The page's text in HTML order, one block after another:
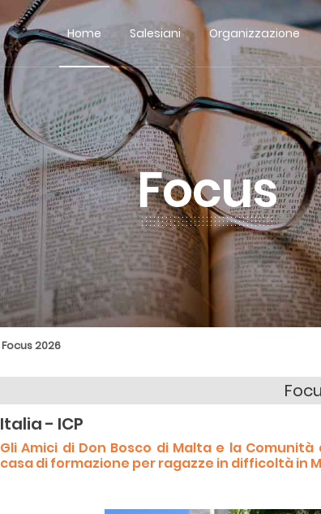
Home Salesiani Organizzazione
Focus
Focus 2026
Italia - ICP
Gli Amici di Don Bosco di Malta e la
casa di formazione per ragazze in difficoltà in